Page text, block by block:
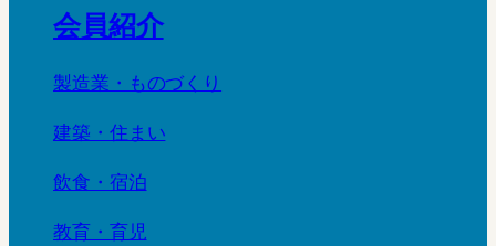
会員紹介
製造業・ものづくり
建築・住まい
飲食・宿泊
教育・育児